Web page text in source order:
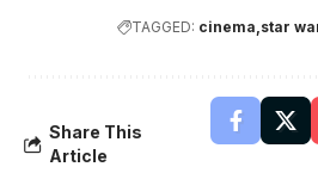
TAGGED: cinema star
Share This
Article